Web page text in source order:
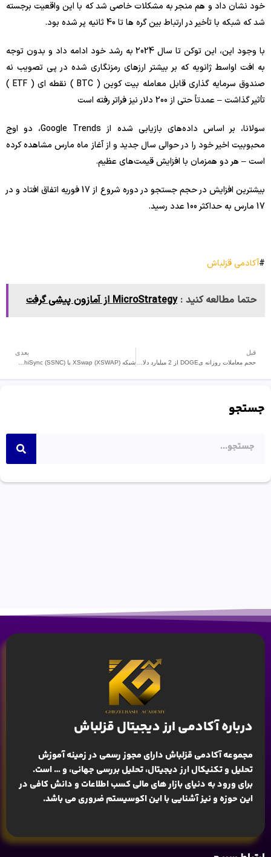
خود نشان داد و هم منجر به مشکلات خاصی شد که با این واقعیت برجسته
شد که شبکه با تأخیر در ارتباط بین گره ها تا 40 ثانیه پر شده بود.
با وجود این، این توکن تا سال 2024 به رشد خود ادامه داد و بدون توجه
به افت اواسط ژانویه که بر بیشتر ارزهای رمزنگاری شده در پی تصویب نه
صندوق سرمایه گذاری قابل معامله بیت کوین ( BTC ) نقطه ای ( ETF )
تأثیر گذاشت – عمدتاً حتی از 200 دلار نیز فراتر رفته است
سولانا، بر اساس داده‌های بازیابی شده از Google Trends، دو اوج
محبوبیت اخیر خود را در حوالی سال جدید و از آغاز ماه مارس مشاهده کرده
است – هر دو همزمان با افزایش قیمت‌های عظیم.
بیشترین افزایش در حجم جستجو در دوره شروع از 17 فوریه اتفاق افتاد و در
17 مارس به حداکثر 100 عدد رسید.
#آکادمی قزلباش
حتما مطالعه کنید : MicroStrategy از آمازون پیشی گرفت
قبل
حجم معاملات روزانه یDOGE از 2 میلیارد دلار فراتر رفت.!
بعدی
شبکه XSwap (XSWAP) با SatoshiSync (SSNC) همکاری میکند.
جستجو
درباره آکادمی ارز دیجیتال قزلباش
مجموعه آکادمی قزلباش دارای مجوز رسمی در زمینهآموزش
تحلیل و تکنیکال ارز دیجیتال، تحلیل بررسی جهانی، و … است.
برای ورود به دنیای بازار های مالی کسب اطلاعات و دانش کافی در
این حوزه و نیز آشنایی با این اکوسیستم ضروری می باشد.